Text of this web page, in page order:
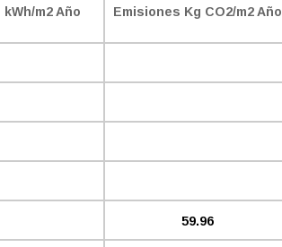
m2 Año Emisiones Kg CO2/m2 Año
59.96